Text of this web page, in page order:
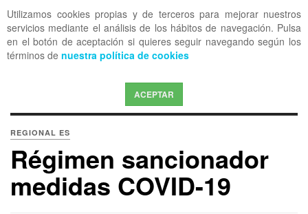
Utilizamos cookies propias y de terceros para mejorar nuestros
servicios mediante el análisis de los hábitos de navegación. Pulsa
en el botón de aceptación si quieres seguir navegando según los
términos de nuestra política de cookies
ACEPTAR
OFF CANVAS
REGIONAL ES
Régimen sancionador
medidas COVID-19